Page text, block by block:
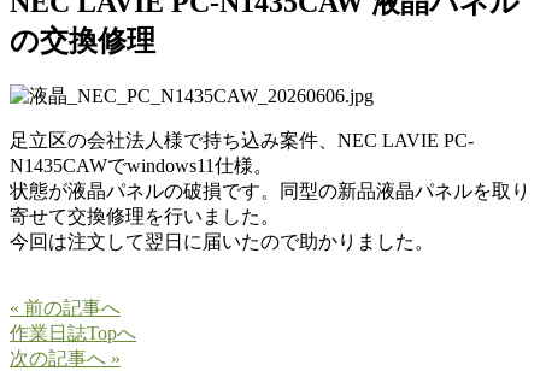
の交換修理
足立区の会社法人様で持ち込み案件、 NEC LAVIE PC-
N1435CAWでwindows11仕様。
状態が液晶パネルの破損です。同型の新品液晶パネルを取り
寄せて交換修理を行いました。
今回は注文して翌日に届いたので助かりました。
« 前の記事へ
作業日誌Topへ
次の記事へ »